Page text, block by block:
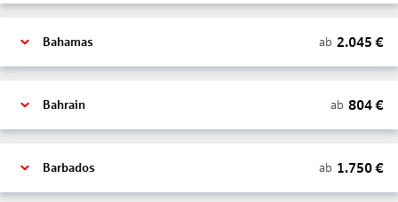
Bahamas ab 2.045 €
Bahrain ab 804€
Barbados ab 1.750€